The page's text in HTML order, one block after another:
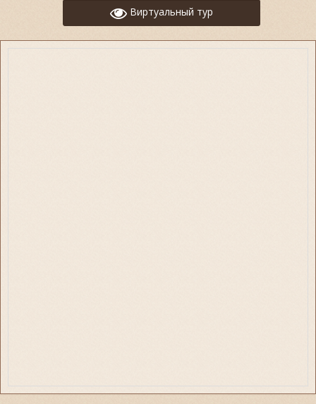
Виртуальный тур